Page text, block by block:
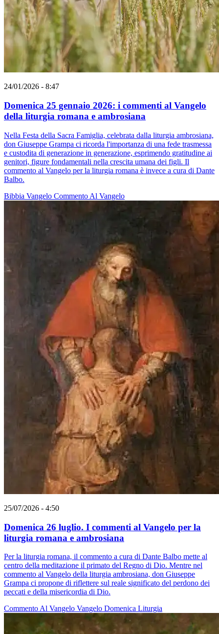
24/01/2026 - 8:47
Domenica 25 gennaio 2026: i commenti al Vangelo
della liturgia romana e ambrosiana
Nella Festa della Sacra Famiglia, celebrata dalla liturgia ambrosiana,
don Giuseppe Grampa ci ricorda l'importanza di una fede trasmessa
e custodita di generazione in generazione, esprimendo gratitudine ai
genitori, figure fondamentali nella crescita umana dei figli. Il
commento al Vangelo per la liturgia romana è invece a cura di Dante
Balbo.
Bibbia Vangelo Commento Al Vangelo
25/07/2026 - 4:50
Domenica 26 luglio. I commenti al Vangelo per la
liturgia romana e ambrosiana
Per la liturgia romana, il commento a cura di Dante Balbo mette al
centro della meditazione il primato del Regno di Dio. Mentre nel
commento al Vangelo della liturgia ambrosiana, don Giuseppe
Grampa ci propone di riflettere sul reale significato del perdono dei
peccati e della misericordia di Dio.
Commento Al Vangelo Vangelo Domenica Liturgia